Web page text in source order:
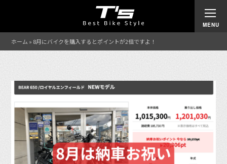
ホーム » 8月にバイクを購入するとポイントが2倍ですよ！